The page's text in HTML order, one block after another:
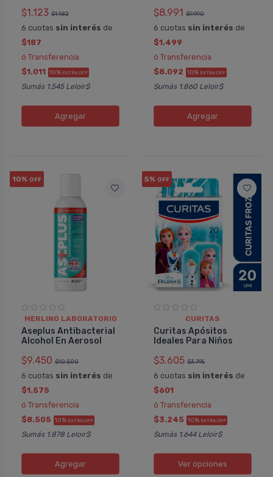
$1.123 $1.182
6 cuotas sin interés de
$187
ó Transferencia
$1.011 10% EXTRA OFF
Sumás 1.545 Leloir$
Agregar
$8.991 $9.990
6 cuotas sin interés de
$1.499
ó Transferencia
$8.092 10% EXTRA OFF
Sumás 1.860 Leloir$
Agregar
10% OFF
MERLINO LABORATORIO
Aseplus Antibacterial
Alcohol En Aerosol
$9.450 $10.500
6 cuotas sin interés de
$1.575
ó Transferencia
$8.505 10% EXTRA OFF
Sumás 1.878 Leloir$
Agregar
5% OFF
CURITAS
Curitas Apósitos
Ideales Para Niños
$3.605 $3.795
6 cuotas sin interés de
$601
ó Transferencia
$3.245 10% EXTRA OFF
Sumás 1.644 Leloir$
Ver opciones